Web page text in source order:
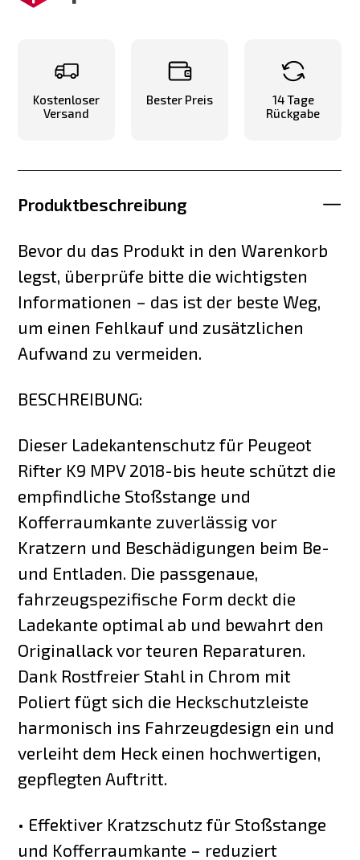
Kostenloser
Versand
Bester Preis
14 Tage
Rückgabe
Produktbeschreibung
Bevor du das Produkt in den Warenkorb
legst, überprüfe bitte die wichtigsten
Informationen – das ist der beste Weg,
um einen Fehlkauf und zusätzlichen
Aufwand zu vermeiden.
BESCHREIBUNG:
Dieser Ladekantenschutz für Peugeot
Rifter K9 MPV 2018-bis heute schützt die
empfindliche Stoßstange und
Kofferraumkante zuverlässig vor
Kratzern und Beschädigungen beim Be-
und Entladen. Die passgenaue,
fahrzeugspezifische Form deckt die
Ladekante optimal ab und bewahrt den
Originallack vor teuren Reparaturen.
Dank Rostfreier Stahl in Chrom mit
Poliert fügt sich die Heckschutzleiste
harmonisch ins Fahrzeugdesign ein und
verleiht dem Heck einen hochwertigen,
gepflegten Auftritt.
• Effektiver Kratzschutz für Stoßstange
und Kofferraumkante – reduziert